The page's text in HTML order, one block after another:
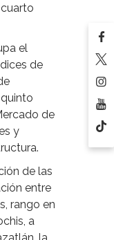
el
de
de
y
de las
entre
rango en
a